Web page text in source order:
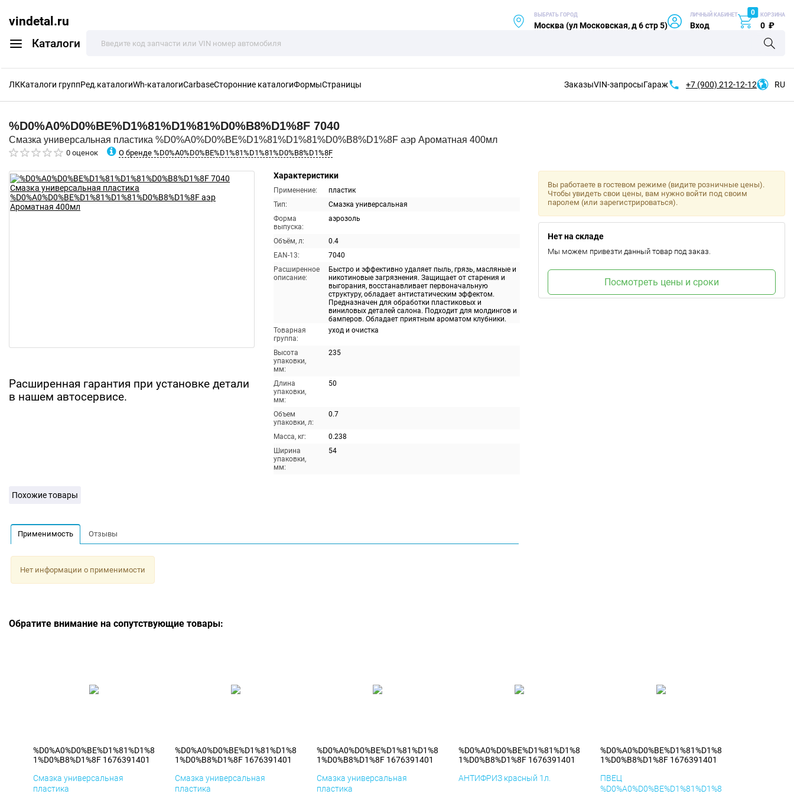
vindetal.ru
Каталоги
ВЫБРАТЬ ГОРОД
Москва (ул Московская, д 6 стр 5)
ЛИЧНЫЙ КАБИНЕТ
Вход
0 КОРЗИНА
0 ₽
ЛККаталоги группРед.каталогиWh-каталогиCarbaseСторонние каталогиФормыСтраницы ЗаказыVIN-запросыГараж +7 (900) 212-12-12 RU
%D0%A0%D0%BE%D1%81%D1%81%D0%B8%D1%8F 7040
Смазка универсальная пластика %D0%A0%D0%BE%D1%81%D1%81%D0%B8%D1%8F аэр Ароматная 400мл
0 оценок О бренде %D0%A0%D0%BE%D1%81%D1%81%D0%B8%D1%8F
Расширенная гарантия при установке детали
в нашем автосервисе.
Характеристики
Применение:
пластик
Тип:
Смазка универсальная
Форма
выпуска:
аэрозоль
Объём, л:
0.4
EAN-13:
7040
Расширенное
описание:
Быстро и эффективно удаляет пыль, грязь, масляные и
никотиновые загрязнения. Защищает от старения и
выгорания, восстанавливает первоначальную
структуру, обладает антистатическим эффектом.
Предназначен для обработки пластиковых и
виниловых деталей салона. Подходит для молдингов и
бамперов. Обладает приятным ароматом клубники.
Товарная
группа:
уход и очистка
Высота
упаковки,
мм:
235
Длина
упаковки,
мм:
50
Объем
упаковки, л:
0.7
Масса, кг:
0.238
Ширина
упаковки,
мм:
54
Вы работаете в гостевом режиме (видите розничные цены).
Чтобы увидеть свои цены, вам нужно войти под своим
паролем (или зарегистрироваться).
Нет на складе
Мы можем привезти данный товар под заказ.
Посмотреть цены и сроки
Похожие товары
Применимость Отзывы
Нет информации о применимости
Обратите внимание на сопутствующие товары:
%D0%A0%D0%BE%D1%81%D1%8
1%D0%B8%D1%8F 1676391401
Смазка универсальная
пластика
%D0%A0%D0%BE%D1%81%D1%8
1%D0%B8%D1%8F 1676391401
Смазка универсальная
пластика
%D0%A0%D0%BE%D1%81%D1%8
1%D0%B8%D1%8F 1676391401
Смазка универсальная
пластика
%D0%A0%D0%BE%D1%81%D1%8
1%D0%B8%D1%8F 1676391401
АНТИФРИЗ красный 1л.
%D0%A0%D0%BE%D1%81%D1%8
1%D0%B8%D1%8F 1676391401
ПВЕЦ
%D0%A0%D0%BE%D1%81%D1%8